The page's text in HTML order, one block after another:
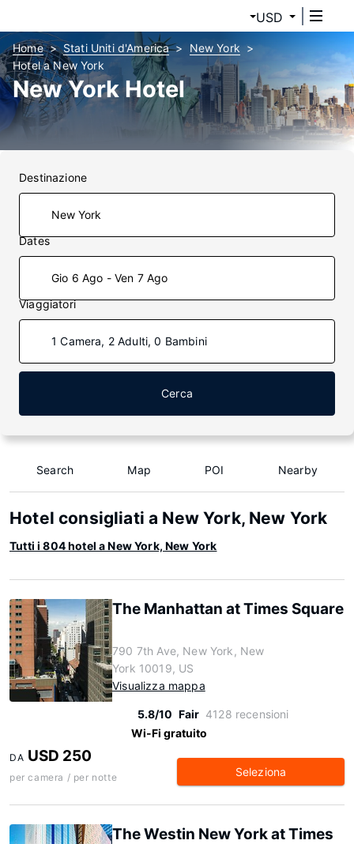
USD
Home Stati Uniti d'America
New York
Hotel a New York
New York Hotel
Destinazione
Dates
Gio 6 Ago - Ven 7 Ago
Viaggiatori
1 Camera, 2 Adulti, 0 Bambini
Cerca
Search Map POI Nearby
Hotel consigliati a New York, New York
Tutti i 804 hotel a New York, New York
The Manhattan at Times Square
790 7th Ave, New York, New
York 10019, US
Visualizza mappa
5.8/10 Fair 4128 recensioni
Wi-Fi gratuito
DA USD 250
per camera / per notte Seleziona
The Westin New York at Times